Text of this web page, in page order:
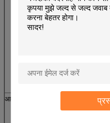
2. अच्छा नमक, क्षार और
4. रंगा हुआ कपड़ा नरम
5. बहुत कम पीलापन,
आवेदन का दायर
☆ कपास, कपास/
लागू होता है